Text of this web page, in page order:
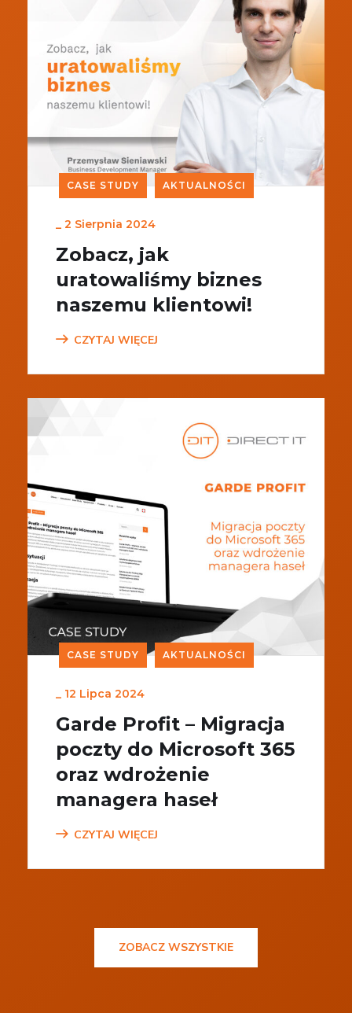
CASE STUDY AKTUALNOŚCI
_ 2 Sierpnia 2024
Zobacz, jak
uratowaliśmy biznes
naszemu klientowi!
CZYTAJ WIĘCEJ
CASE STUDY AKTUALNOŚCI
_ 12 Lipca 2024
Garde Profit – Migracja
poczty do Microsoft 365
oraz wdrożenie
managera haseł
CZYTAJ WIĘCEJ
ZOBACZ WSZYSTKIE